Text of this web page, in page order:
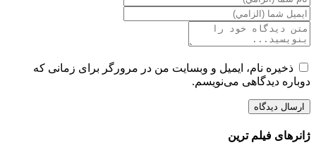
ذخیره نام، ایمیل و وبسایت من در مرورگر برای زمانی که
دوباره دیدگاهی می‌نویسم.
ژانرهای فیلم ترین